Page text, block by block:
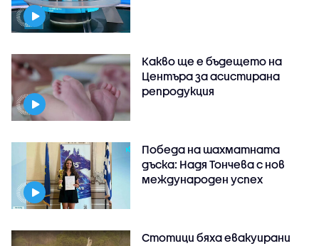
Какво ще е бъдещето на
Центъра за асистирана
репродукция
Победа на шахматната
дъска: Надя Тончева с нов
международен успех
Стотици бяха евакуирани